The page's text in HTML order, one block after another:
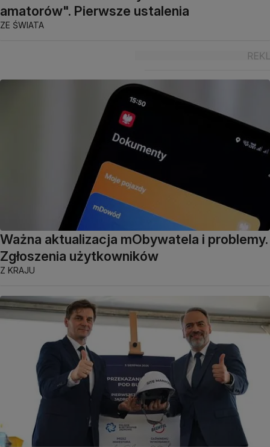
amatorów". Pierwsze ustalenia
ZE ŚWIATA
Ważna aktualizacja mObywatela i problemy.
Zgłoszenia użytkowników
Z KRAJU